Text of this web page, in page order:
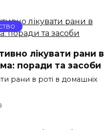
лікувати рани в
поради та засоби
рани в роті в домашніх